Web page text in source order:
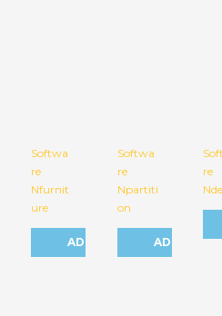
Softwa
re
Nfurnit
ure
ADICIONAR
Softwa
re
Npartiti
on
ADICIONAR
re